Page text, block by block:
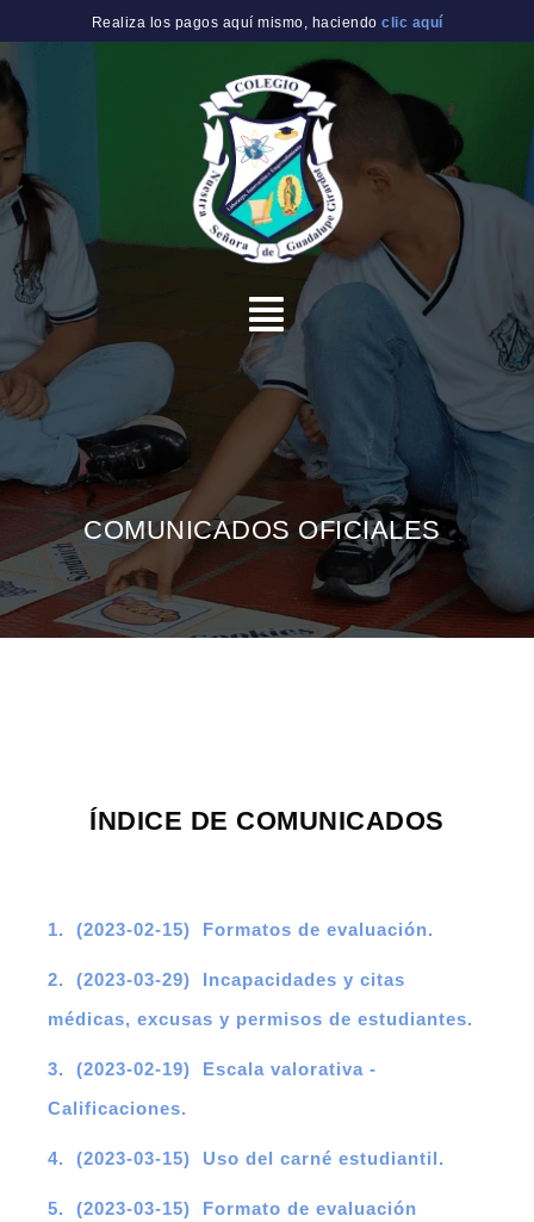
Realiza los pagos aquí mismo, haciendo clic aquí
COMUNICADOS OFICIALES
ÍNDICE DE COMUNICADOS
1. (2023-02-15) Formatos de evaluación.
2. (2023-03-29) Incapacidades y citas
médicas, excusas y permisos de estudiantes.
3. (2023-02-19) Escala valorativa -
Calificaciones.
4. (2023-03-15) Uso del carné estudiantil.
5. (2023-03-15) Formato de evaluación